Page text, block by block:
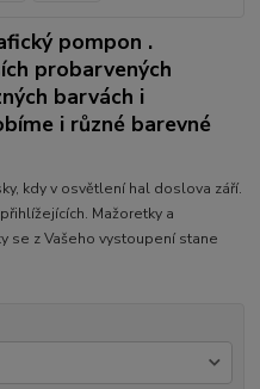
pompon .
probarvených
barvách i
i různé barevné
kdy v osvětlení hal doslova září.
Mažoretky a
se z Vašeho vystoupení stane